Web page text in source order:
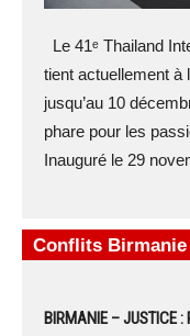
Le 41ᵉ Thailand
tient actuellement à
jusqu’au 10
phare pour les
Inauguré le 29
Conflits Birmanie
BIRMANIE – JUSTICE